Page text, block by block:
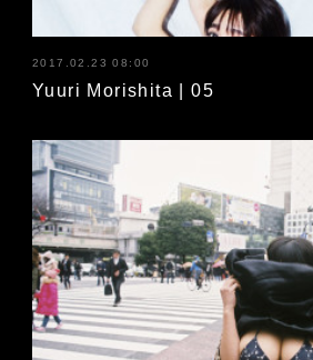
2017.02.23 08:00
Yuuri Morishita | 05